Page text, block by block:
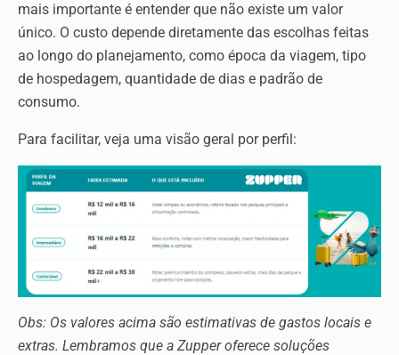
mais importante é entender que não existe um valor
único. O custo depende diretamente das escolhas feitas
ao longo do planejamento, como época da viagem, tipo
de hospedagem, quantidade de dias e padrão de
consumo.
Para facilitar, veja uma visão geral por perfil:
Obs: Os valores acima são estimativas de gastos locais e
extras. Lembramos que a Zupper oferece soluções